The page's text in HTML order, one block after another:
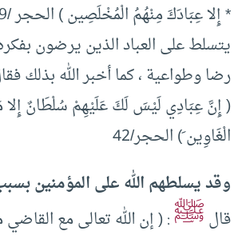
يتسلط على العباد الذين يرضون
رضا وطواعية ، كما أخبر الله بذلك
( إِنَّ عِبَادِي لَيْسَ لَكَ عَلَيْهِمْ سُلْطَانٌ
الْغَاوِين َ) الحجر/42
وقد يسلطهم الله على المؤمنين
قالﷺ: ( إن الله تعالى مع القاضي